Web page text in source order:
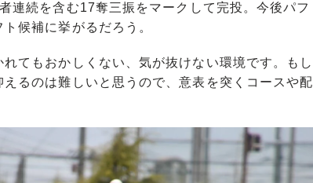
連続を含む17奪三振をマークして完投。今後パフ
候補に挙がるだろう。
てもおかしくない、気が抜けない環境です。もし
るのは難しいと思うので、意表を突くコースや配